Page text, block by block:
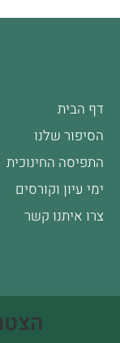
דף הבית
הסיפור שלנו
התפיסה החינוכית
ימי עיון וקורסים
צרו איתנו קשר